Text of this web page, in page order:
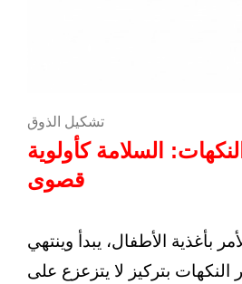
تشكيل الذوق
السلامة كأولوية
قصوى
بأغذية الأطفال، يبدأ وينتهي
النكهات بتركيز لا يتزعزع على